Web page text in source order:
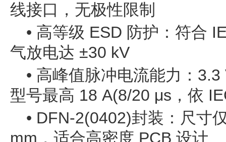
线接口，无极性限制
• 高等级 ESD 防护：符合
气放电达 ±30 kV
• 高峰值脉冲电流能力：
型号最高 18 A(8/20 μs，依
• DFN-2(0402)封装：尺寸
mm，适合高密度 PCB 设计